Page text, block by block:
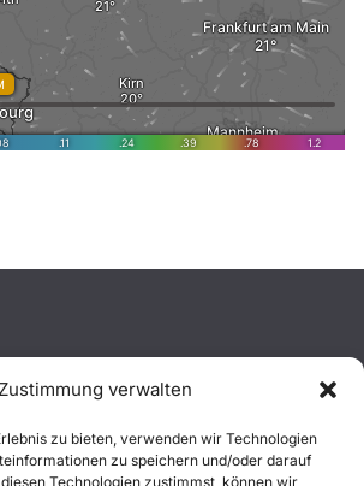
Zustimmung verwalten
zu bieten, verwenden wir Technologien
zu speichern und/oder darauf
Technologien zustimmst, können wir